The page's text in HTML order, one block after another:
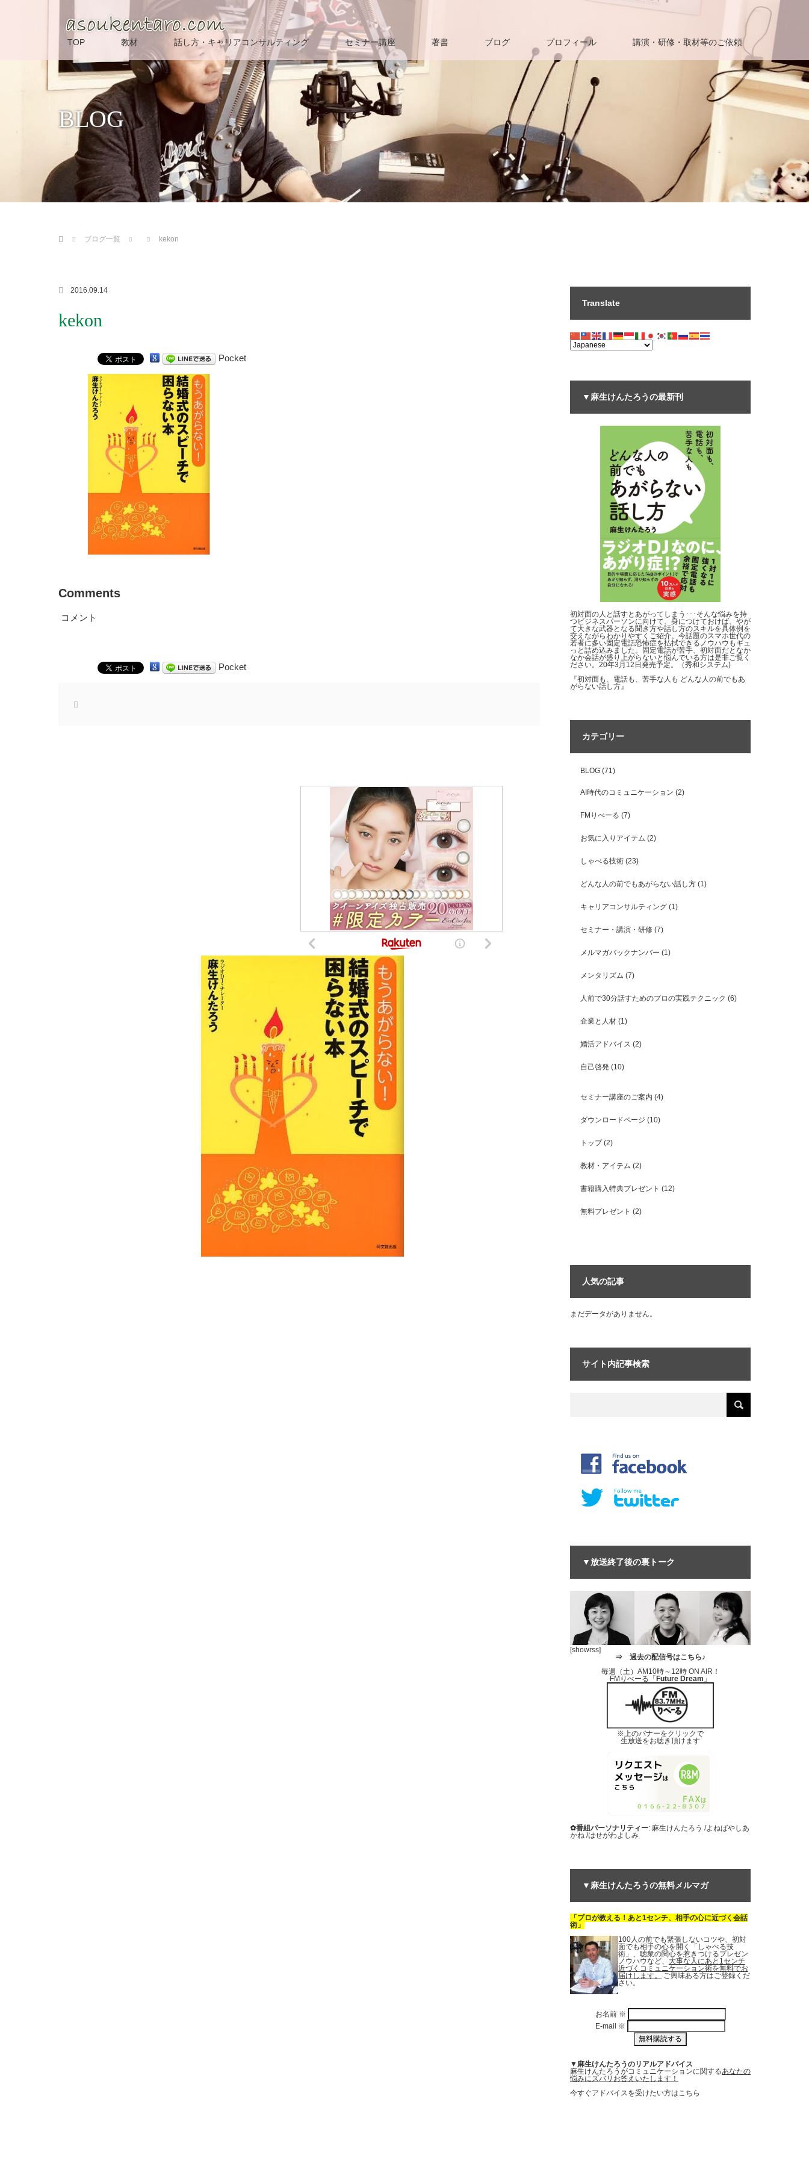
TOP 教材 話し方・キャリアコンサルティング セミナー講座 著書 ブログ プロフィール 講演・研修・取材等のご依頼
BLOG
ブログ一覧
kekon
2016.09.14
kekon
Pocket
Comments
コメント
Pocket
Translate
▼麻生けんたろうの最新刊
初対面の人と話すとあがってしまう･･･そんな悩みを持
つビジネスパーソンに向けて、身につけておけば、やが
て大きな武器となる聞き方や話し方のスキルを具体例を
交えながらわかりやすくご紹介。今話題のスマホ世代の
若者に多い固定電話恐怖症を払拭できるノウハウもギュ
っと詰め込みました。固定電話が苦手、初対面だとなか
なか会話が盛り上がらないと悩んでいる方は是非ご覧く
ださい。20年3月12日発売予定。（秀和システム)
『初対面も、電話も、苦手な人も どんな人の前でもあ
がらない話し方』
カテゴリー
BLOG (71)
AI時代のコミュニケーション (2)
FMりべーる (7)
お気に入りアイテム (2)
しゃべる技術 (23)
どんな人の前でもあがらない話し方 (1)
キャリアコンサルティング (1)
セミナー・講演・研修 (7)
メルマガバックナンバー (1)
メンタリズム (7)
人前で30分話すためのプロの実践テクニック (6)
企業と人材 (1)
婚活アドバイス (2)
自己啓発 (10)
セミナー講座のご案内 (4)
ダウンロードページ (10)
トップ(2)
教材・アイテム (2)
書籍購入特典プレゼント (12)
無料プレゼント (2)
人気の記事
まだデータがありません。
サイト内記事検索
▼放送終了後の裏トーク
[showrss]
⇒ 過去の配信号はこちら♪
毎週（土）AM10時～12時 ON AIR！
FMりべーる「Future Dream 」
※上のバナーをクリックで
生放送をお聴き頂けます
✿番組パーソナリティー: 麻生けんたろう /よねばやしあ
かね /はせがわよしみ
▼麻生けんたろうの無料メルマガ
「プロが教える！あと1センチ、相手の心に近づく会話
術」
100人の前でも緊張しないコツや、初対
面でも相手の心を開く「しゃべる技
術」、聴衆の関心を惹きつけるプレゼン
ノウハウなど、 大事な人にあと1センチ
近づくコミュニケーション術を無料でお
届けします。
ご興味ある方はご登録くだ
さい。
お名前 ※
E-mail ※
▼麻生けんたろうのリアルアドバイス
麻生けんたろうがコミュニケーションに関するあなたの
悩みにズバリお答えいたします！
今すぐアドバイスを受けたい方はこちら